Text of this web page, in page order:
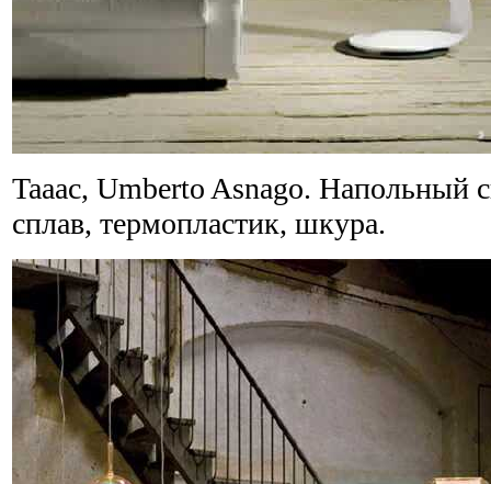
Taaac, Umberto Asnago. Напольный
сплав, термопластик, шкура.